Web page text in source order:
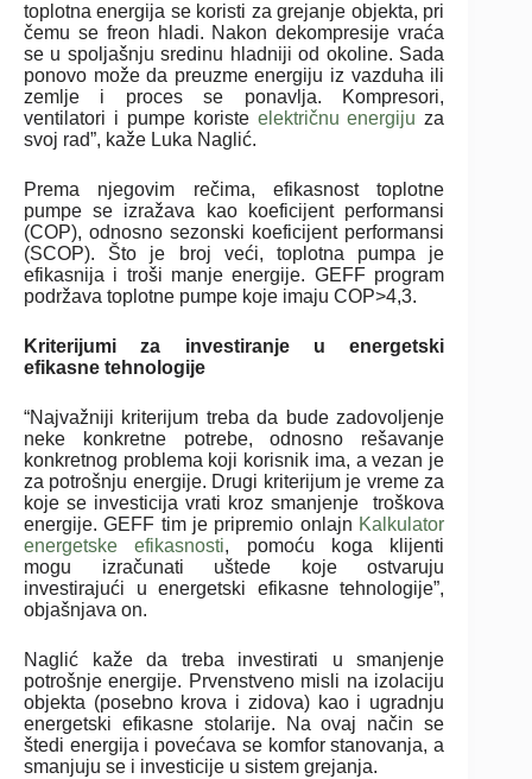
toplotna energija se koristi za grejanje objekta, pri
čemu se freon hladi. Nakon dekompresije vraća
se u spoljašnju sredinu hladniji od okoline. Sada
ponovo može da preuzme energiju iz vazduha ili
zemlje i proces se ponavlja. Kompresori,
ventilatori i pumpe koriste električnu energiju za
svoj rad”, kaže Luka Naglić.
Prema njegovim rečima, efikasnost toplotne
pumpe se izražava kao koeficijent performansi
(COP), odnosno sezonski koeficijent performansi
(SCOP). Što je broj veći, toplotna pumpa je
efikasnija i troši manje energije. GEFF program
podržava toplotne pumpe koje imaju COP>4,3.
Kriterijumi za investiranje u energetski
efikasne tehnologije
“Najvažniji kriterijum treba da bude zadovoljenje
neke konkretne potrebe, odnosno rešavanje
konkretnog problema koji korisnik ima, a vezan je
za potrošnju energije. Drugi kriterijum je vreme za
koje se investicija vrati kroz smanjenje troškova
energije. GEFF tim je pripremio onlajn Kalkulator
energetske efikasnosti, pomoću koga klijenti
mogu izračunati uštede koje ostvaruju
investirajući u energetski efikasne tehnologije”,
objašnjava on.
Naglić kaže da treba investirati u smanjenje
potrošnje energije. Prvenstveno misli na izolaciju
objekta (posebno krova i zidova) kao i ugradnju
energetski efikasne stolarije. Na ovaj način se
štedi energija i povećava se komfor stanovanja, a
smanjuju se i investicije u sistem grejanja.